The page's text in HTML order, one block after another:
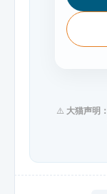
⚠️ 大猫声明：